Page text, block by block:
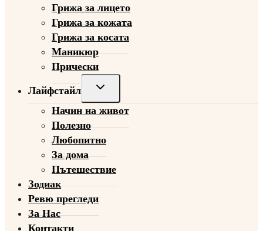
Грижа за лицето
Грижа за кожата
Грижа за косата
Маникюр
Прически
Лайфстайл
Toggle
child
menu
Начин на живот
Полезно
Любопитно
За дома
Пътешествие
Зодиак
Ревю прегледи
За Нас
Контакти